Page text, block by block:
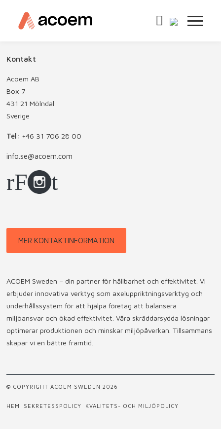
Kontakt
Acoem AB
Box 7
431 21 Mölndal
Sverige
Tel: +46 31 706 28 00
info.se@acoem.com
MER KONTAKTINFORMATION
ACOEM Sweden – din partner för hållbarhet och effektivitet. Vi
erbjuder innovativa verktyg som axeluppriktningsverktyg och
underhållssystem för att hjälpa företag att balansera
miljöansvar och ökad effektivitet. Våra skräddarsydda lösningar
optimerar produktionen och minskar miljöpåverkan. Tillsammans
skapar vi en bättre framtid.
© COPYRIGHT ACOEM SWEDEN 2026
HEM SEKRETESSPOLICY KVALITETS- OCH MILJÖPOLICY